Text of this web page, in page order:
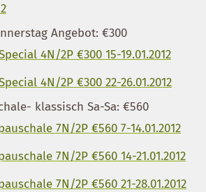
Angebot: €300
4N/2P €300 15-19.01.2012
4N/2P €300 22-26.01.2012
klassisch Sa-Sa: €560
7N/2P €560 7-14.01.2012
7N/2P €560 14-21.01.2012
7N/2P €560 21-28.01.2012